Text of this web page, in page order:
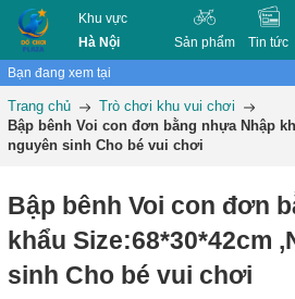
Khu vực
Hà Nội
Sản phẩm Tin tức
Bạn đang xem tại
Trang chủ
Trò chơi khu vui chơi
Bập bênh Voi con đơn bằng nhựa Nhập
nguyên sinh Cho bé vui chơi
Bập bênh Voi con đơn
khẩu Size:68*30*42cm
sinh Cho bé vui chơi